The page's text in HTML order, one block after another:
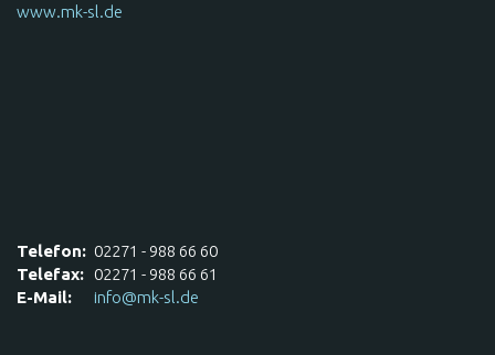
www.mk-sl.de
Telefon: 02271 - 988 66 60
Telefax: 02271 - 988 66 61
E-Mail:
info@mk-sl.de